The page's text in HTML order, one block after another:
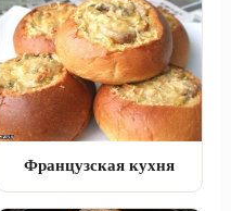
Французская кухня